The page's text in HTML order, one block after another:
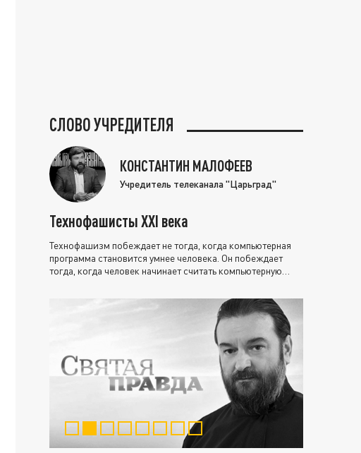
СЛОВО УЧРЕДИТЕЛЯ
КОНСТАНТИН МАЛОФЕЕВ
Учредитель телеканала "Царьград"
Технофашисты XXI века
Технофашизм побеждает не тогда, когда компьютерная
программа становится умнее человека. Он побеждает
тогда, когда человек начинает считать компьютерную